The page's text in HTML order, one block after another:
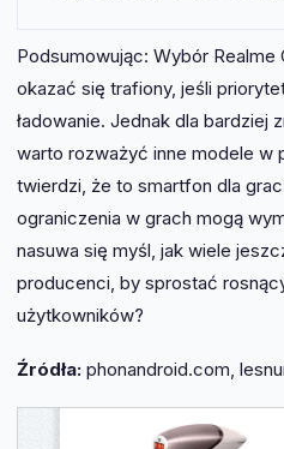
ale 16 GB może być
użytkowników.
Podsumowując: Wybór Realme
okazać się trafiony, jeśli
ładowanie. Jednak dla bardziej
warto rozważyć inne modele w
twierdzi, że to smartfon dla
ograniczenia w grach mogą
nasuwa się myśl, jak wiele
producenci, by sprostać
użytkowników?
Źródła: phonandroid.com,